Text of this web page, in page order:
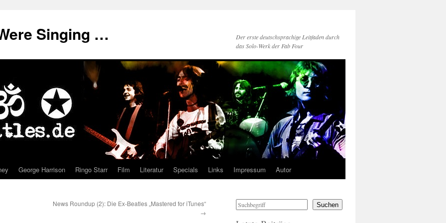
Singing …
Der erste deutschsprachige Leitfaden durch
das Solo-Werk der Fab Four
George Harrison Ringo Starr Film Literatur Specials Links Impressum Autor
News Roundup (2): Die Ex-Beatles „Mastered for iTunes“
→
Suchen